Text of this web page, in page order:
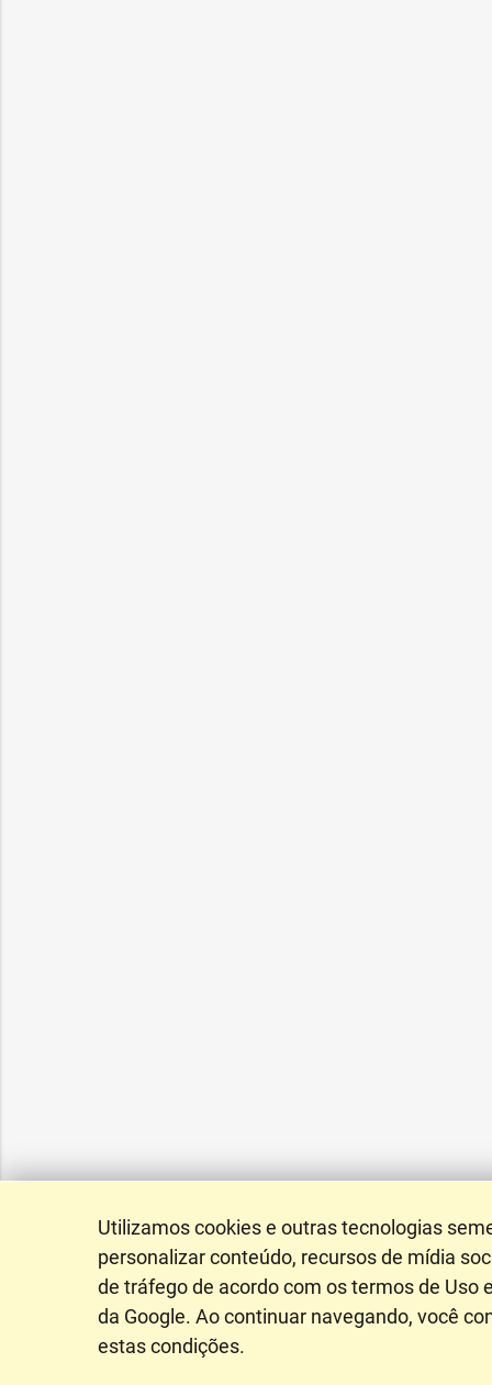
Utilizamos cookies e outras tecnologias
personalizar conteúdo, recursos de mídia
de tráfego de acordo com os termos de Uso
da Google. Ao continuar navegando, você
estas condições.